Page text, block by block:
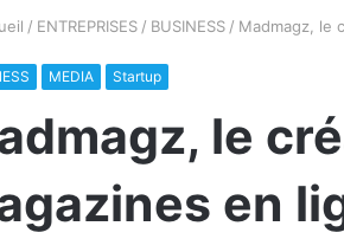
/ ENTREPRISES / BUSINESS / Madmagz, le
MEDIA Startup
le
en